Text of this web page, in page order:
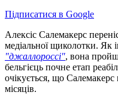
Підписатися в Google
Алексіс Салемакерс
медіальної щиколотки. Як
"джаллороссі", вона
бельгієць почне етап
очікується, що Салемакерс
місяців.